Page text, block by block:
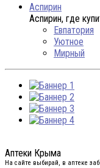
Аспирин
Аспирин, где
Евпатория
Уютное
Мирный
Аптеки Крыма
На сайте выбирай, в аптеке